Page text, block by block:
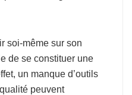
soi-même sur son
de se constituer une
un manque d’outils
peuvent